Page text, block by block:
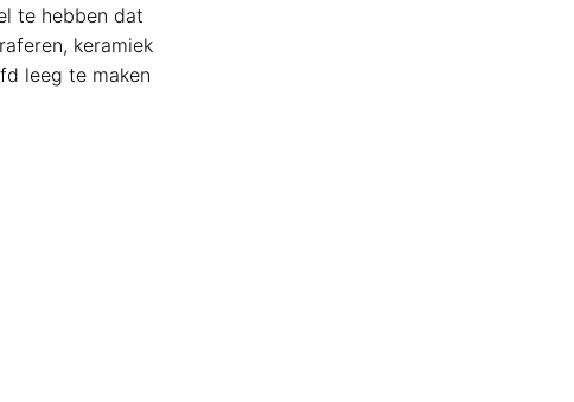
te hebben dat
keramiek
leeg te maken